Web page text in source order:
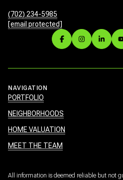
(702) 234-5985
[email protected]
NAVIGATION
PORTFOLIO
NEIGHBORHOODS
HOME VALUATION
MEET THE TEAM
All information is deemed reliable but not